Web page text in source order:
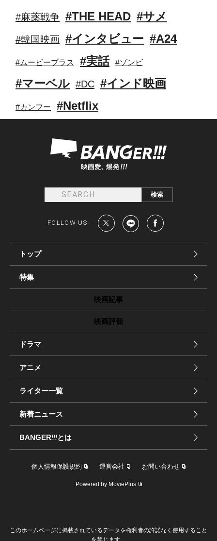
#麻薬戦争 #THE HEAD #サメ
#韓国映画 #インタビュー #A24
#ムービープラス #実話 #ゾンビ
#マーベル #DC #インド映画
#カンフー #Netflix
FOLLOW US
トップ
特集
映画記事
映画評価
ドラマ
アニメ
ライター一覧
新着ニュース
BANGER!!!とは
個人情報保護規約 運営会社 お問い合わせ
Powered by MoviePlus
このホームページに掲載されているデータを権利者の許諾なく使用すること
を禁じます。